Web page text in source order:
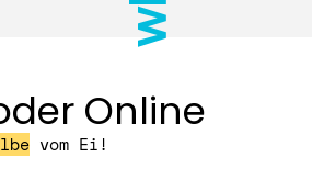
Online
vom Ei!